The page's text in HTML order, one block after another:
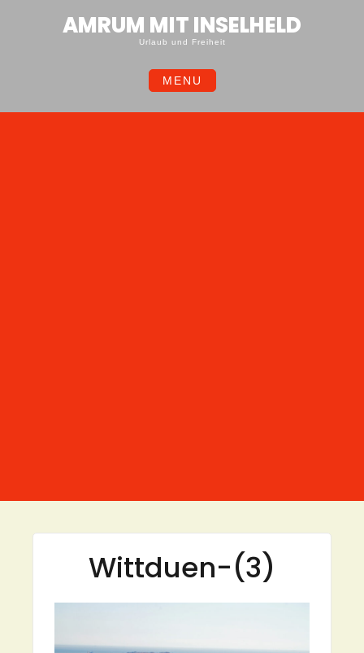
AMRUM MIT INSELHELD
Urlaub und Freiheit
MENU
Wittduen-(3)